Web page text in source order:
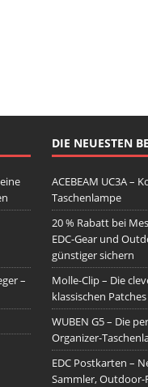
–
DIE NEUESTEN
ACEBEAM UC3A –
Taschenlampe
20 % Rabatt bei
EDC-Gear und
günstiger sichern
Molle-Clip – Die
klassischen Patches
WUBEN G5 – Die
Organizer-
EDC Postkarten –
Sammler, Outdoor-